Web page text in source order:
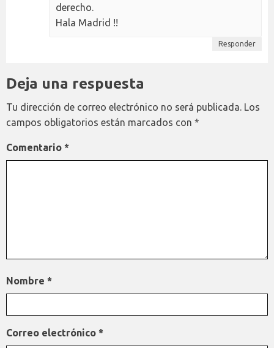
derecho.
Hala Madrid !!
Responder
Deja una respuesta
Tu dirección de correo electrónico no será publicada. Los
campos obligatorios están marcados con *
Comentario *
Nombre *
Correo electrónico *